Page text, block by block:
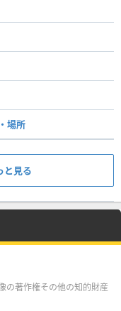
場所
と見る
の著作権その他の知的財産